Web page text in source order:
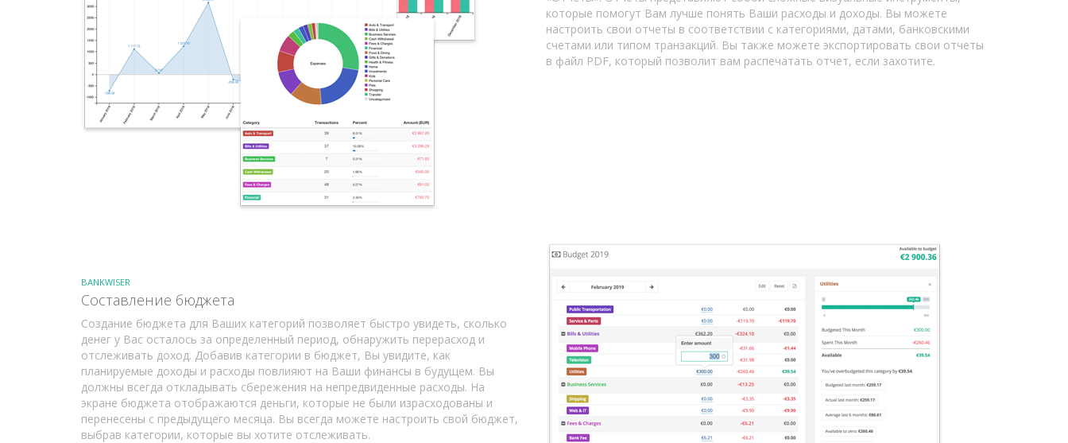
которые помогут Вам лучше понять Ваши расходы и доходы. Вы можете
настроить свои отчеты в соответствии с категориями, датами, банковскими
счетами или типом транзакций. Вы также можете экспортировать свои отчеты
в файл PDF, который позволит вам распечатать отчет, если захотите.
BANKWISER
Составление бюджета
Создание бюджета для Ваших категорий позволяет быстро увидеть, сколько
денег у Вас осталось за определенный период, обнаружить перерасход и
отслеживать доход. Добавив категории в бюджет, Вы увидите, как
планируемые доходы и расходы повлияют на Ваши финансы в будущем. Вы
должны всегда откладывать сбережения на непредвиденные расходы. На
экране бюджета отображаются деньги, которые не были израсходованы и
перенесены с предыдущего месяца. Вы всегда можете настроить свой бюджет,
выбрав категории, которые вы хотите отслеживать.